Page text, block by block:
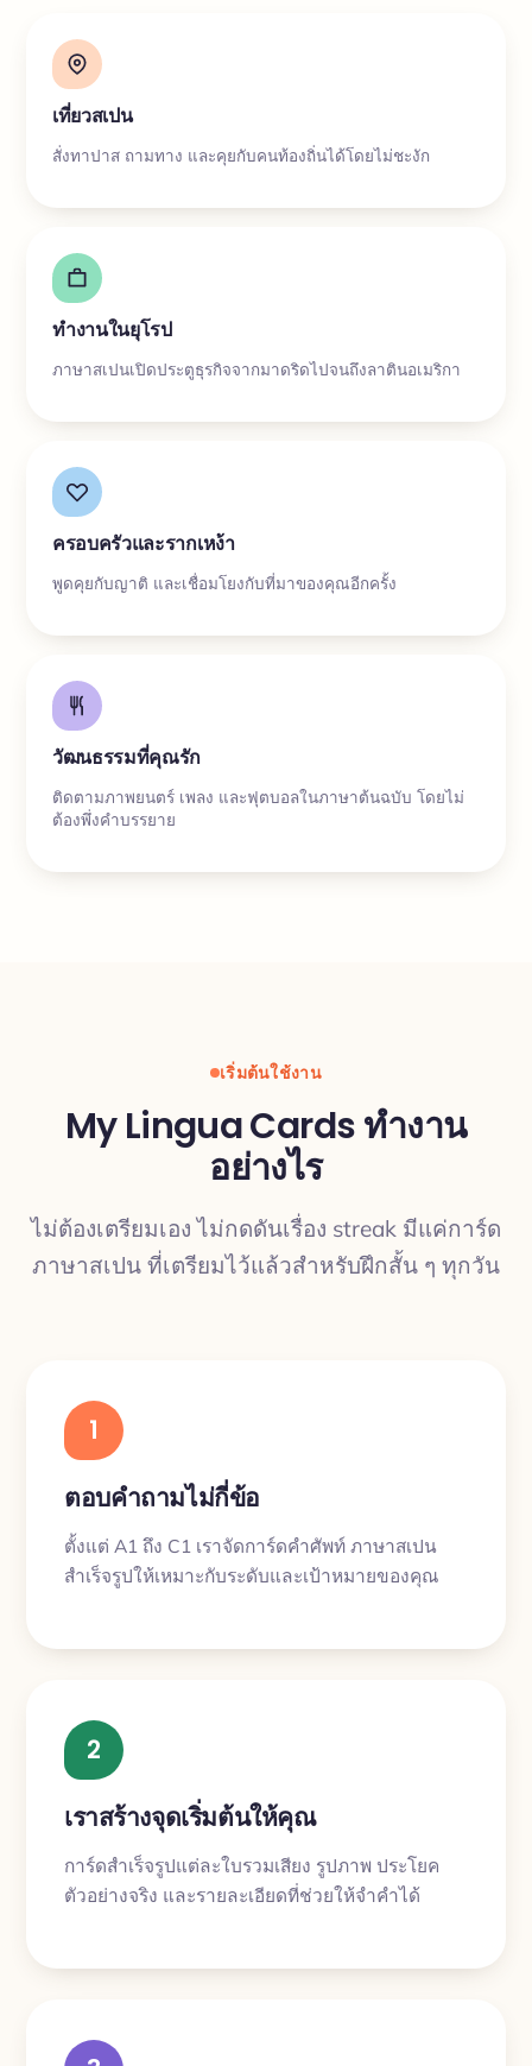
เที่ยวสเปน
สั่งทาปาส ถามทาง และคุยกับคนท้องถิ่นได้โดยไม่ชะงัก
ทำงานในยุโรป
ภาษาสเปนเปิดประตูธุรกิจจากมาดริดไปจนถึงลาตินอเมริกา
ครอบครัวและรากเหง้า
พูดคุยกับญาติ และเชื่อมโยงกับที่มาของคุณอีกครั้ง
วัฒนธรรมที่คุณรัก
ติดตามภาพยนตร์ เพลง และฟุตบอลในภาษาต้นฉบับ โดยไม่
ต้องพึ่งคำบรรยาย
เริ่มต้นใช้งาน
My Lingua Cards ทำงาน
อย่างไร
ไม่ต้องเตรียมเอง ไม่กดดันเรื่อง streak มีแค่การ์ด
ภาษาสเปน ที่เตรียมไว้แล้วสำหรับฝึกสั้น ๆ ทุกวัน
1
ตอบคำถามไม่กี่ข้อ
ตั้งแต่ A1 ถึง C1 เราจัดการ์ดคำศัพท์ ภาษาสเปน
สำเร็จรูปให้เหมาะกับระดับและเป้าหมายของคุณ
2
เราสร้างจุดเริ่มต้นให้คุณ
การ์ดสำเร็จรูปแต่ละใบรวมเสียง รูปภาพ ประโยค
ตัวอย่างจริง และรายละเอียดที่ช่วยให้จำคำได้